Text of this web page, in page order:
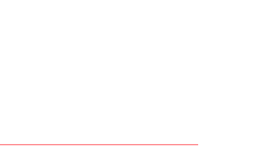
紙おむつの替え方 男女別のコツ